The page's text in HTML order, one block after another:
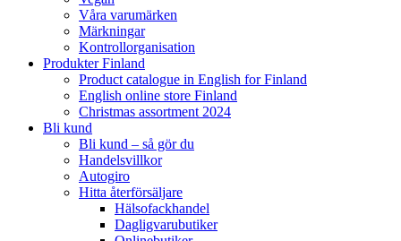
Våra varumärken
Märkningar
Kontrollorganisation
Produkter Finland
Product catalogue in English for Finland
English online store Finland
Christmas assortment 2024
Bli kund
Bli kund – så gör du
Handelsvillkor
Autogiro
Hitta återförsäljare
Hälsofackhandel
Dagligvarubutiker